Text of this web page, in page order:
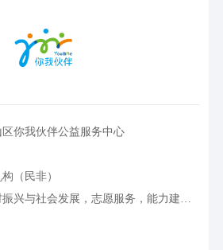
你我伙伴公益服务中心
（民非）